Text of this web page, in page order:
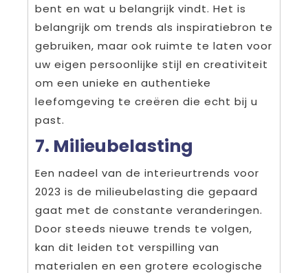
bent en wat u belangrijk vindt. Het is
belangrijk om trends als inspiratiebron te
gebruiken, maar ook ruimte te laten voor
uw eigen persoonlijke stijl en creativiteit
om een unieke en authentieke
leefomgeving te creëren die echt bij u
past.
7. Milieubelasting
Een nadeel van de interieurtrends voor
2023 is de milieubelasting die gepaard
gaat met de constante veranderingen.
Door steeds nieuwe trends te volgen,
kan dit leiden tot verspilling van
materialen en een grotere ecologische